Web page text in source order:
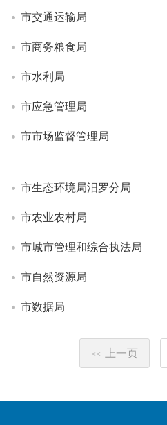
市交通运输局
市商务粮食局
市水利局
市应急管理局
市市场监督管理局
市生态环境局汨罗分局
市农业农村局
市城市管理和综合执法局
市自然资源局
市数据局
<< 上一页